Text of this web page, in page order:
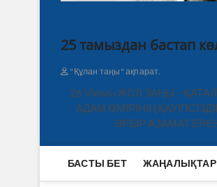
25 тамыздан бастап
"Құлан таңы" ақпарат.
26 Views«ЖОЛ ЗАҢЫ –
АДАМ ӨМІРІНІҢ
ӘРБІР АЗАМАТ
БАСТЫ БЕТ ЖАҢАЛЫҚТАР